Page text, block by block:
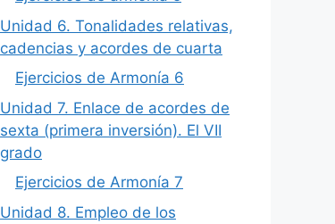
Unidad 6. Tonalidades relativas,
cadencias y acordes de cuarta
Ejercicios de Armonía 6
Unidad 7. Enlace de acordes de
sexta (primera inversión). El VII
grado
Ejercicios de Armonía 7
Unidad 8. Empleo de los